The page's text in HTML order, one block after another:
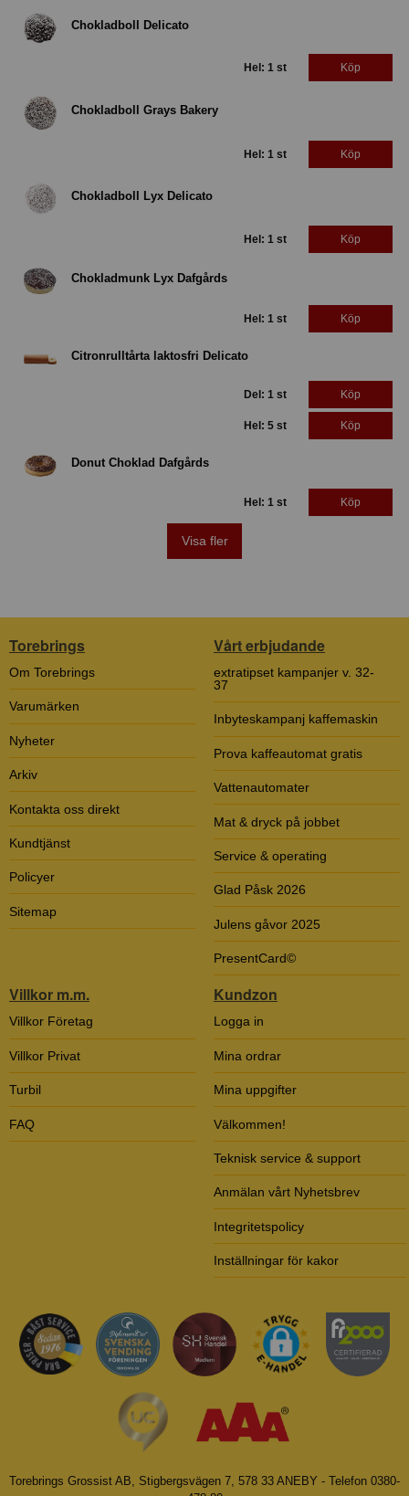
Chokladboll Delicato
Hel: 1 st Köp
Chokladboll Grays Bakery
Hel: 1 st Köp
Chokladboll Lyx Delicato
Hel: 1 st Köp
Chokladmunk Lyx Dafgårds
Hel: 1 st Köp
Citronrulltårta laktosfri Delicato
Del: 1 st Köp
Hel: 5 st Köp
Donut Choklad Dafgårds
Hel: 1 st Köp
Visa fler
Torebrings
Om Torebrings
Varumärken
Nyheter
Arkiv
Kontakta oss direkt
Kundtjänst
Policyer
Sitemap
Vårt erbjudande
extratipset kampanjer v. 32-
37
Inbyteskampanj kaffemaskin
Prova kaffeautomat gratis
Vattenautomater
Mat & dryck på jobbet
Service & operating
Glad Påsk 2026
Julens gåvor 2025
PresentCard©
Villkor m.m.
Villkor Företag
Villkor Privat
Turbil
FAQ
Kundzon
Logga in
Mina ordrar
Mina uppgifter
Välkommen!
Teknisk service & support
Anmälan vårt Nyhetsbrev
Integritetspolicy
Inställningar för kakor
Torebrings Grossist AB, Stigbergsvägen 7, 578 33 ANEBY - Telefon 0380-